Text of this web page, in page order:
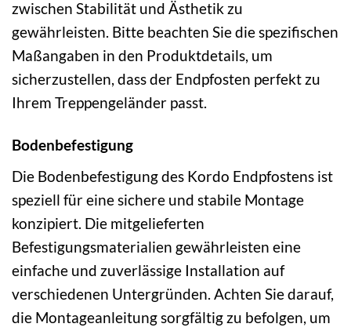
zwischen Stabilität und Ästhetik zu
gewährleisten. Bitte beachten Sie die spezifischen
Maßangaben in den Produktdetails, um
sicherzustellen, dass der Endpfosten perfekt zu
Ihrem Treppengeländer passt.
Bodenbefestigung
Die Bodenbefestigung des Kordo Endpfostens ist
speziell für eine sichere und stabile Montage
konzipiert. Die mitgelieferten
Befestigungsmaterialien gewährleisten eine
einfache und zuverlässige Installation auf
verschiedenen Untergründen. Achten Sie darauf,
die Montageanleitung sorgfältig zu befolgen, um